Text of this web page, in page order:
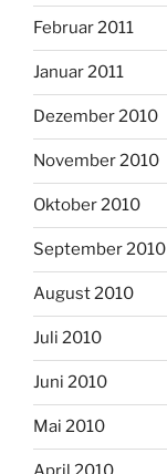
Februar 2011
Januar 2011
Dezember 2010
November 2010
Oktober 2010
September 2010
August 2010
Juli 2010
Juni 2010
Mai 2010